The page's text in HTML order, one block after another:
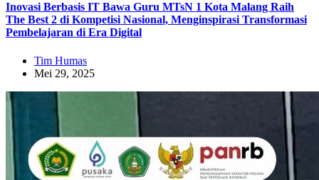
Inovasi Berbasis IT Bawa Guru MTsN 1 Kota Malang Raih
The Best 2 di Kompetisi Nasional, Menginspirasi Transformasi
Pembelajaran di Era Digital
Tim Humas
Mei 29, 2025